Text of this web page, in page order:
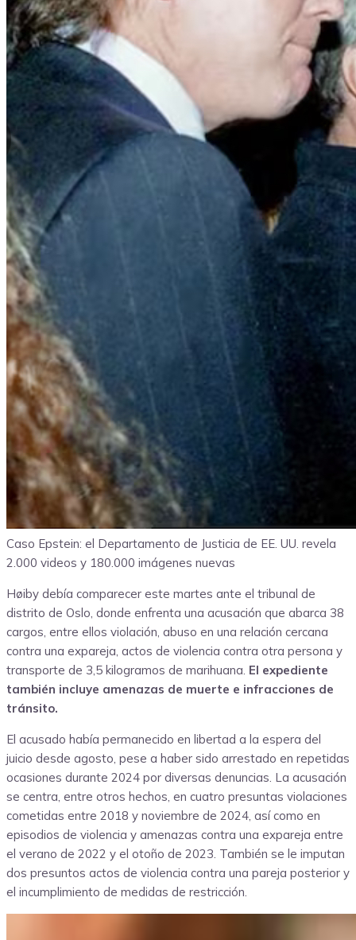
Caso Epstein: el Departamento de Justicia de EE. UU. revela
2.000 videos y 180.000 imágenes nuevas
Høiby debía comparecer este martes ante el tribunal de
distrito de Oslo, donde enfrenta una acusación que abarca 38
cargos, entre ellos violación, abuso en una relación cercana
contra una expareja, actos de violencia contra otra persona y
transporte de 3,5 kilogramos de marihuana. El expediente
también incluye amenazas de muerte e infracciones de
tránsito.
El acusado había permanecido en libertad a la espera del
juicio desde agosto, pese a haber sido arrestado en repetidas
ocasiones durante 2024 por diversas denuncias. La acusación
se centra, entre otros hechos, en cuatro presuntas violaciones
cometidas entre 2018 y noviembre de 2024, así como en
episodios de violencia y amenazas contra una expareja entre
el verano de 2022 y el otoño de 2023. También se le imputan
dos presuntos actos de violencia contra una pareja posterior y
el incumplimiento de medidas de restricción.